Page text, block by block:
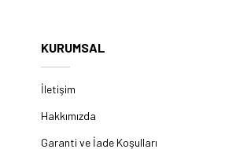
KURUMSAL
İletişim
Hakkımızda
Garanti ve İade Koşulları